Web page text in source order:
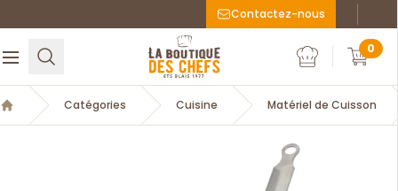
Contactez-nous
Ouvrir le menuRechercher
La Boutique des chefs
Mon compte
Mon
0
Accueil
Catégories Cuisine Matériel de Cuisson